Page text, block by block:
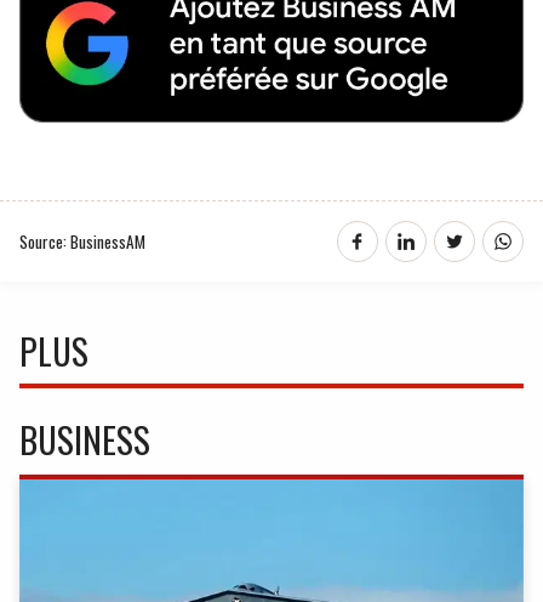
Source: BusinessAM
PLUS
BUSINESS